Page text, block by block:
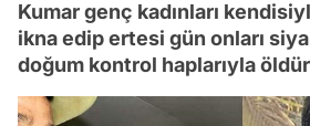
Kumar genç kadınları
ikna edip ertesi gün onları
doğum kontrol haplarıyla